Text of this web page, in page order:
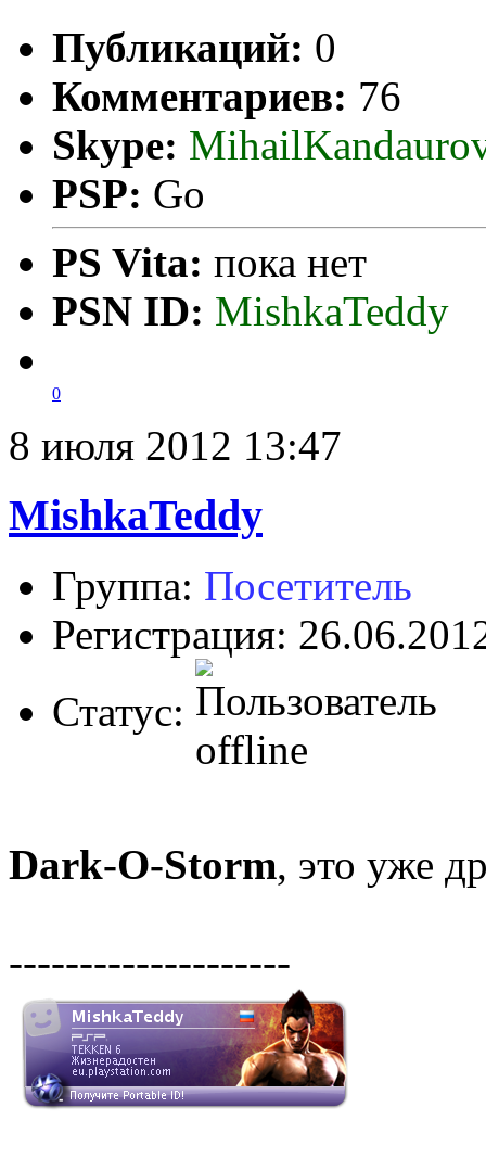
Публикаций: 0
Комментариев: 76
Skype:
PSP: Go
PS Vita: пока нет
PSN ID: MishkaTeddy
0
8 июля 2012 13:47
MishkaTeddy
Группа: Посетитель
Регистрация:
Статус:
Dark-O-Storm, это уже
--------------------